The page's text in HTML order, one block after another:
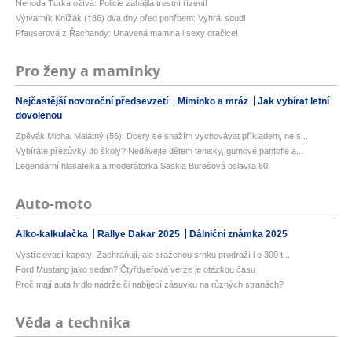
Nehoda Turka ožívá: Policie zahájila trestní řízení!
Výtvarník Knížák (†86) dva dny před pohřbem: Vyhrál soud!
Pfauserová z Řachandy: Unavená mamina i sexy dračice!
Pro ženy a maminky
Nejčastější novoroční předsevzetí Miminko a mráz
Jak vybírat letní
dovolenou
Zpěvák Michal Malátný (56): Dcery se snažím vychovávat příkladem, ne s...
Vybíráte přezůvky do školy? Nedávejte dětem tenisky, gumové pantofle a...
Legendární hlasatelka a moderátorka Saskia Burešová oslavila 80!
Auto-moto
Alko-kalkulačka Rallye Dakar 2025 Dálniční známka 2025
Vystřelovací kapoty: Zachraňují, ale sraženou srnku prodraží i o 300 t...
Ford Mustang jako sedan? Čtyřdveřová verze je otázkou času
Proč mají auta hrdlo nádrže či nabíjecí zásuvku na různých stranách?
Věda a technika